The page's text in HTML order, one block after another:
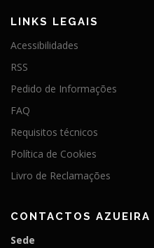
LINKS LEGAIS
Acessibilidades
RSS
Pedido de Informações
FAQ
Requisitos técnicos
Política de Cookies
Livro de Reclamações
CONTACTOS AZUEIRA
Sede